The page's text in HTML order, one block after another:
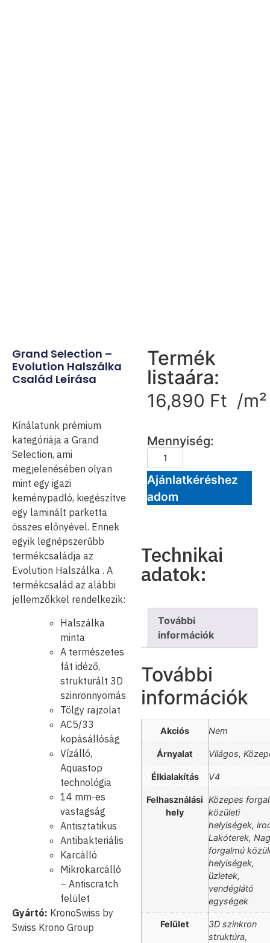
Grand Selection –
Evolution Halszálka
Család Leírása
Kínálatunk prémium
kategóriája a Grand
Selection, ami
megjelenésében olyan
mint egy igazi
keménypadló, kiegészítve
egy laminált parketta
összes előnyével. Ennek
egyik legnépszerűbb
termékcsaládja az
Evolution Halszálka . A
termékcsalád az alábbi
jellemzőkkel rendelkezik:
Halszálka
minta
A természetes
fát idéző,
strukturált 3D
szinronnyomás
Tölgy rajzolat
AC5/33
kopásállóság
Vízálló,
Aquastop
technológia
14 mm-es
vastagság
Antisztatikus
Antibakteriális
Karcálló
Mikrokarcálló
– Antiscratch
felület
Gyártó: KronoSwiss by
Swiss Krono Group
Termék
listaára:
16,890 Ft /m²
Mennyiség:
Ajánlatkéréshez
adom
Technikai
adatok:
További
információk
További
információk
Akciós Nem
Árnyalat Világos,
Élkialakítás V4
Felhasználási
hely
Közepes
közületi
helyiségek,
Lakóterek,
forgalmú
helyiségek,
üzletek,
vendéglátó
egységek
Felület
3D szinkron
struktúra,